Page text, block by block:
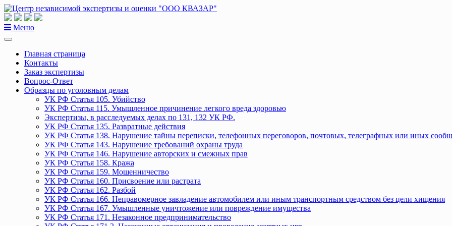
Перейти
к
содержанию
Меню
Главная страница
Контакты
Заказ экспертизы
Вопрос-Ответ
Образцы по уголовным делам
УК РФ Статья 105. Убийство
УК РФ Статья 115. Умышленное причинение легкого вреда здоровью
Экспертизы, в расследуемых делах по 131, 132 УК РФ.
УК РФ Статья 135. Развратные действия
УК РФ Статья 138. Нарушение тайны переписки, телефонных переговоров, почтовых, телеграфных или иных
УК РФ Статья 143. Нарушение требований охраны труда
УК РФ Статья 146. Нарушение авторских и смежных прав
УК РФ Статья 158. Кража
УК РФ Статья 159. Мошенничество
УК РФ Статья 160. Присвоение или растрата
УК РФ Статья 162. Разбой
УК РФ Статья 166. Неправомерное завладение автомобилем или иным транспортным средством без цели хищения
УК РФ Статья 167. Умышленные уничтожение или повреждение имущества
УК РФ Статья 171. Незаконное предпринимательство